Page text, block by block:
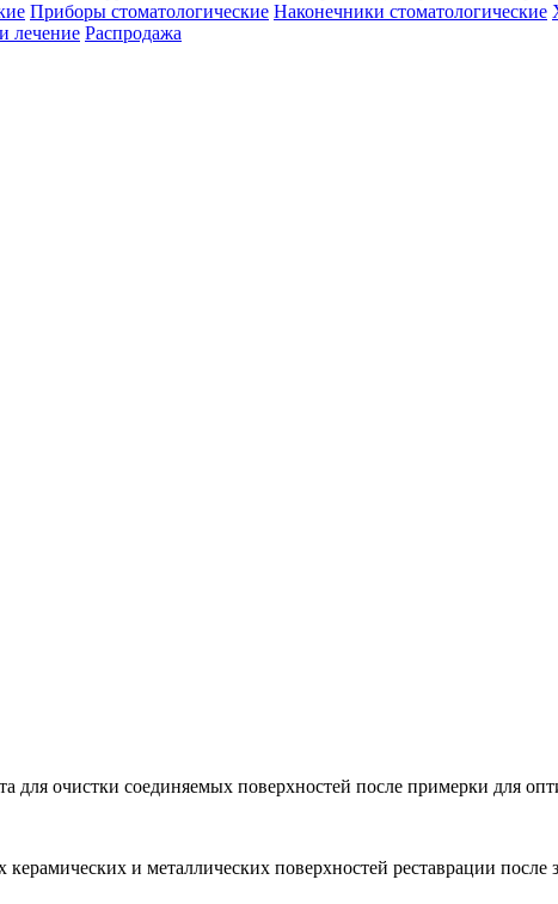
Приборы стоматологические Наконечники стоматологические
лечение Распродажа
для очистки соединяемых поверхностей после примерки для
и металлических поверхностей реставрации после